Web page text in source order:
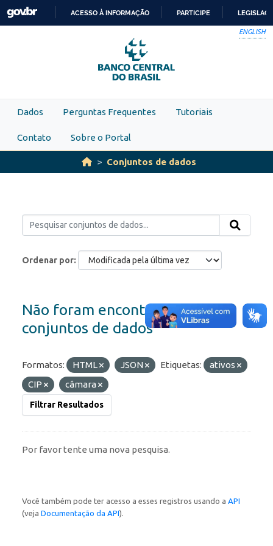
Skip to main content
PARA
O
CONTEÚDO
ACESSO À INFORMAÇÃO PARTICIPE
ENGLISH
Dados Perguntas Frequentes Tutoriais
Contato Sobre o Portal
Conjuntos de dados
Ordenar por
Não foram encontrados
conjuntos de dados
Formatos: HTML JSON Etiquetas:
ativos
CIP
câmara
Filtrar Resultados
Por favor tente uma nova pesquisa.
Você também pode ter acesso a esses registros usando a API
(veja Documentação da API).